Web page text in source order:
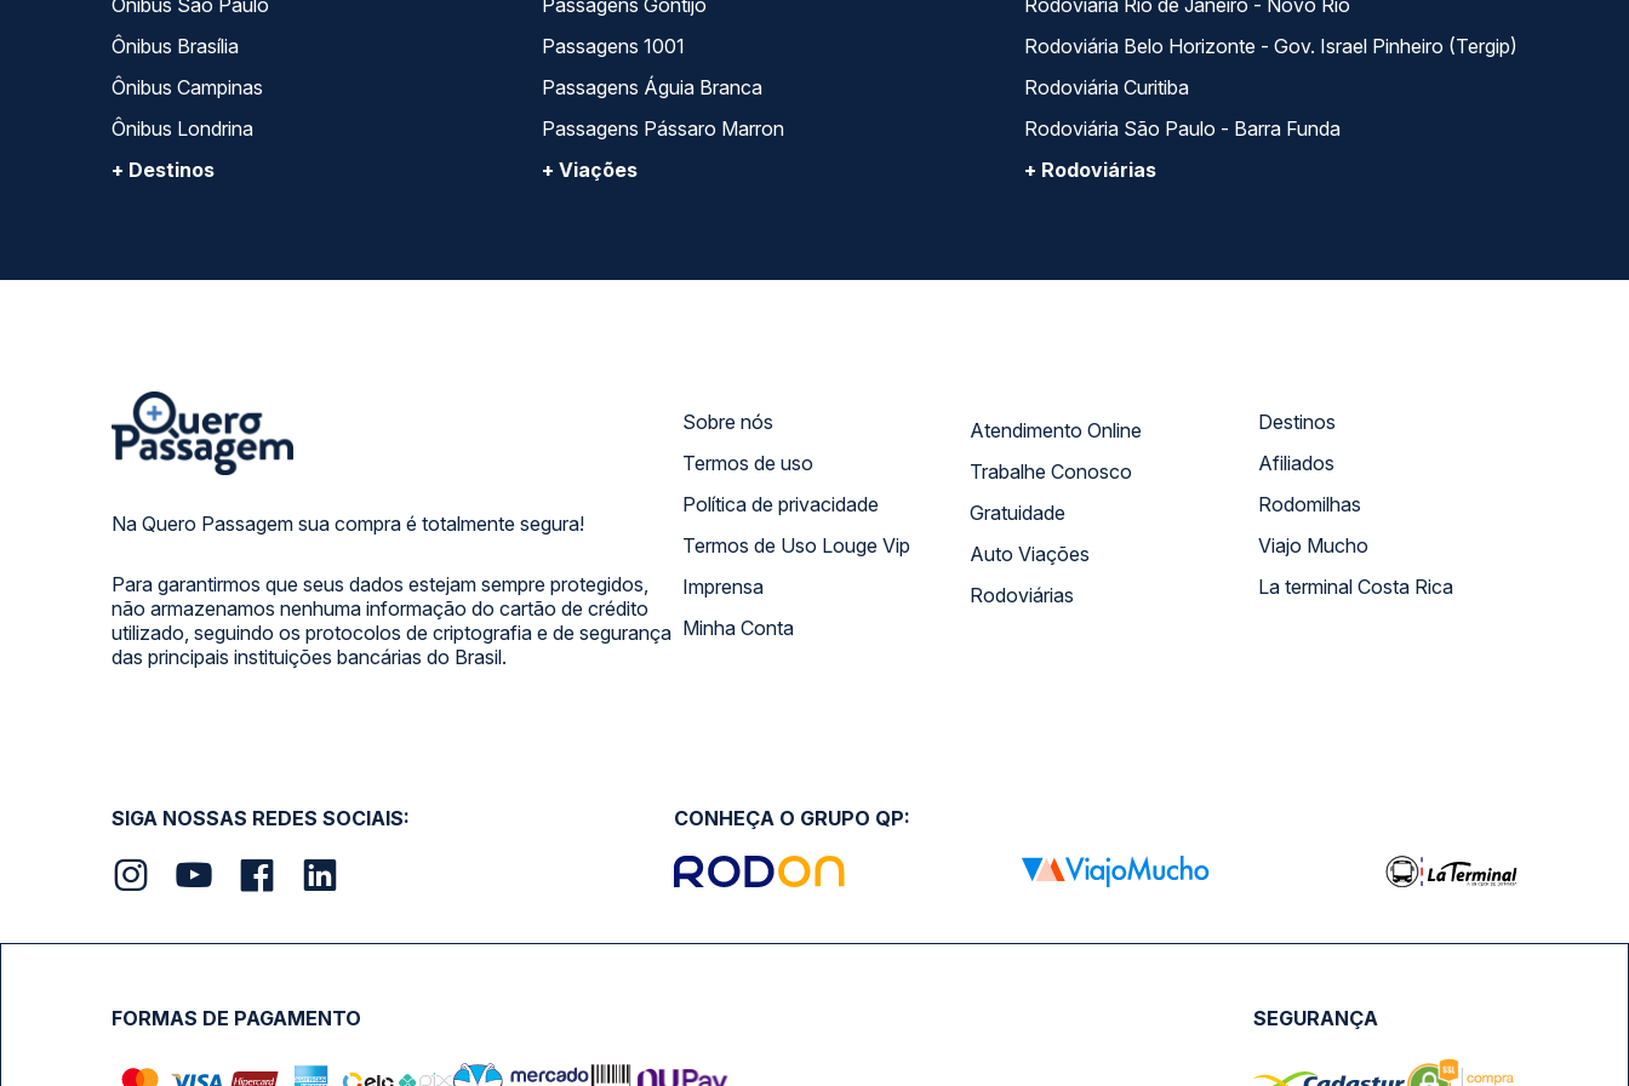
Ônibus São Paulo
Ônibus Brasília
Ônibus Campinas
Ônibus Londrina
+ Destinos
Passagens Gontijo
Passagens 1001
Passagens Águia Branca
Passagens Pássaro Marron
+ Viações
Rodoviária Rio de Janeiro - Novo Rio
Rodoviária Belo Horizonte - Gov. Israel Pinheiro (Tergip)
Rodoviária Curitiba
Rodoviária São Paulo - Barra Funda
+ Rodoviárias
Na Quero Passagem sua compra é totalmente segura!
Para garantirmos que seus dados estejam sempre protegidos,
não armazenamos nenhuma informação do cartão de crédito
utilizado, seguindo os protocolos de criptografia e de segurança
das principais instituições bancárias do Brasil.
Sobre nós
Termos de uso
Política de privacidade
Termos de Uso Louge Vip
Imprensa
Minha Conta
Atendimento Online
Trabalhe Conosco
Gratuidade
Auto Viações
Rodoviárias
Destinos
Afiliados
Rodomilhas
Viajo Mucho
La terminal Costa Rica
SIGA NOSSAS REDES SOCIAIS: CONHEÇA O GRUPO QP:
FORMAS DE PAGAMENTO SEGURANÇA